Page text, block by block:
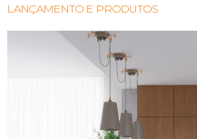
LANÇAMENTO E PRODUTOS